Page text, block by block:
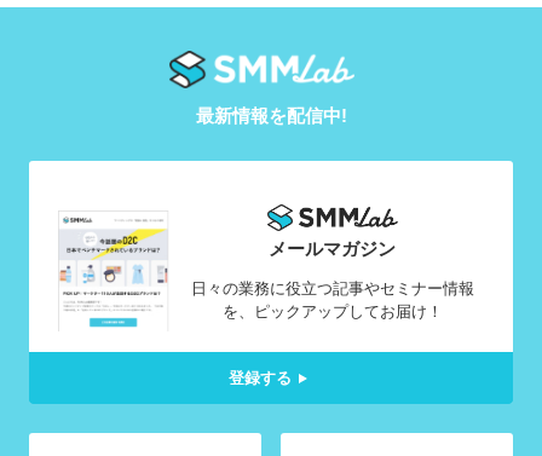
最新情報を配信中!
メールマガジン
日々の業務に役立つ記事やセミナー情報
を、ピックアップしてお届け！
登録する